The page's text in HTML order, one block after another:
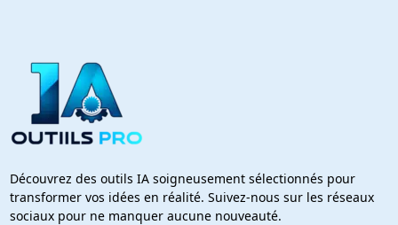
Découvrez des outils IA soigneusement sélectionnés pour
transformer vos idées en réalité. Suivez-nous sur les réseaux
sociaux pour ne manquer aucune nouveauté.